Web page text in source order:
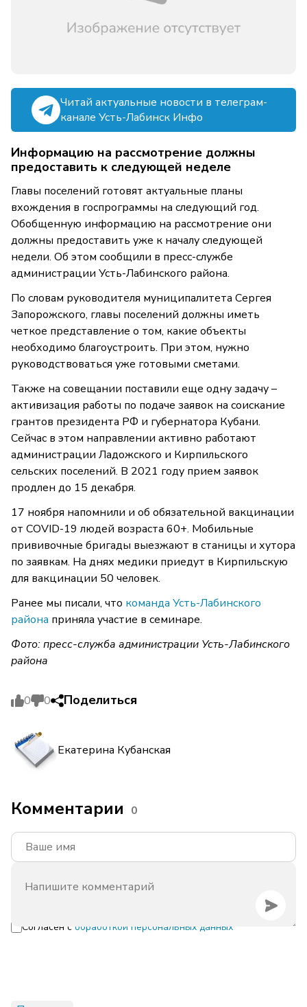
Читай актуальные новости в телеграм-
канале Усть-Лабинск Инфо
Информацию на рассмотрение должны
предоставить к следующей неделе
Главы поселений готовят актуальные планы
вхождения в госпрограммы на следующий год.
Обобщенную информацию на рассмотрение они
должны предоставить уже к началу следующей
недели. Об этом сообщили в пресс-службе
администрации Усть-Лабинского района.
По словам руководителя муниципалитета Сергея
Запорожского, главы поселений должны иметь
четкое представление о том, какие объекты
необходимо благоустроить. При этом, нужно
руководствоваться уже готовыми сметами.
Также на совещании поставили еще одну задачу –
активизация работы по подаче заявок на соискание
грантов президента РФ и губернатора Кубани.
Сейчас в этом направлении активно работают
администрации Ладожского и Кирпильского
сельских поселений. В 2021 году прием заявок
продлен до 15 декабря.
17 ноября напомнили и об обязательной вакцинации
от COVID-19 людей возраста 60+. Мобильные
прививочные бригады выезжают в станицы и хутора
по заявкам. На днях медики приедут в Кирпильскую
для вакцинации 50 человек.
Ранее мы писали, что команда Усть-Лабинского
района приняла участие в семинаре.
Фото: пресс-служба администрации Усть-Лабинского
района
0 0 Поделиться
Екатерина Кубанская
Комментарии 0
Согласен с обработкой персональных данных